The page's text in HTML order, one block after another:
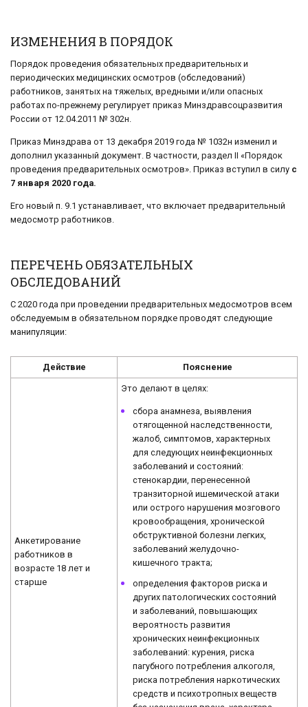
ИЗМЕНЕНИЯ В ПОРЯДОК
Порядок проведения обязательных предварительных и
периодических медицинских осмотров (обследований)
работников, занятых на тяжелых, вредными и/или опасных
работах по-прежнему регулирует приказ Минздравсоцразвития
России от 12.04.2011 № 302н.
Приказ Минздрава от 13 декабря 2019 года № 1032н изменил и
дополнил указанный документ. В частности, раздел II «Порядок
проведения предварительных осмотров». Приказ вступил в силу с
7 января 2020 года.
Его новый п. 9.1 устанавливает, что включает предварительный
медосмотр работников.
ПЕРЕЧЕНЬ ОБЯЗАТЕЛЬНЫХ
ОБСЛЕДОВАНИЙ
С 2020 года при проведении предварительных медосмотров всем
обследуемым в обязательном порядке проводят следующие
манипуляции:
Действие Пояснение
Анкетирование
работников в
возрасте 18 лет и
старше
Это делают в целях:
сбора анамнеза, выявления
отягощенной наследственности,
жалоб, симптомов, характерных
для следующих неинфекционных
заболеваний и состояний:
стенокардии, перенесенной
транзиторной ишемической атаки
или острого нарушения мозгового
кровообращения, хронической
обструктивной болезни легких,
заболеваний желудочно-
кишечного тракта;
определения факторов риска и
других патологических состояний
и заболеваний, повышающих
вероятность развития
хронических неинфекционных
заболеваний: курения, риска
пагубного потребления алкоголя,
риска потребления наркотических
средств и психотропных веществ